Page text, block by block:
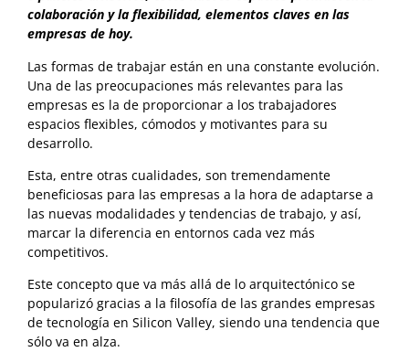
colaboración y la flexibilidad, elementos claves en las
empresas de hoy.
Las formas de trabajar están en una constante evolución.
Una de las preocupaciones más relevantes para las
empresas es la de proporcionar a los trabajadores
espacios flexibles, cómodos y motivantes para su
desarrollo.
Esta, entre otras cualidades, son tremendamente
beneficiosas para las empresas a la hora de adaptarse a
las nuevas modalidades y tendencias de trabajo, y así,
marcar la diferencia en entornos cada vez más
competitivos.
Este concepto que va más allá de lo arquitectónico se
popularizó gracias a la filosofía de las grandes empresas
de tecnología en Silicon Valley, siendo una tendencia que
sólo va en alza.